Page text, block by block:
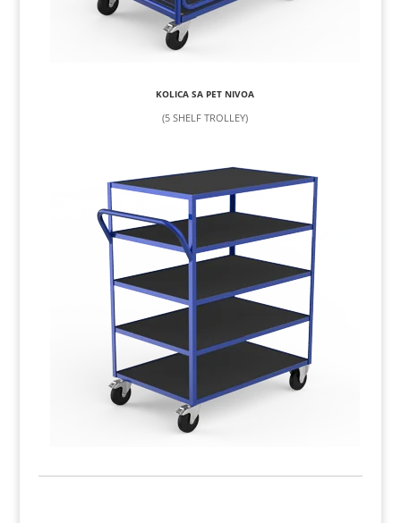
KOLICA SA PET NIVOA
(5 SHELF TROLLEY)